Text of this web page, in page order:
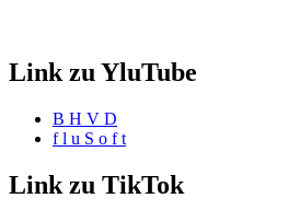
Link zu YluTube
B H V D
f l u S o f t
Link zu TikTok